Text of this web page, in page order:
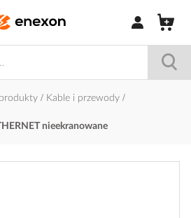
Zaloguj się /
Kable i przewody
nieekranowane